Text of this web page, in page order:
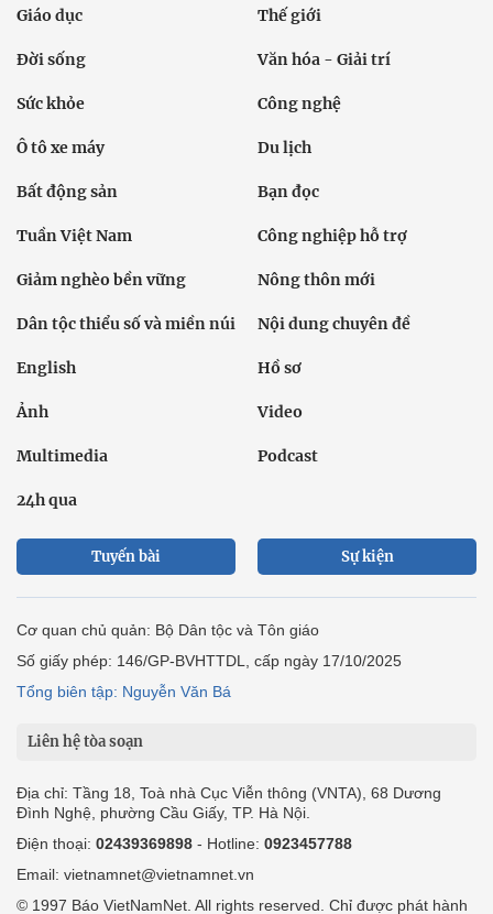
Giáo dục Thế giới
Đời sống Văn hóa - Giải trí
Sức khỏe Công nghệ
Ô tô xe máy Du lịch
Bất động sản Bạn đọc
Tuần Việt Nam Công nghiệp hỗ trợ
Giảm nghèo bền vững Nông thôn mới
Dân tộc thiểu số và miền núi Nội dung chuyên đề
English Hồ sơ
Ảnh Video
Multimedia Podcast
24h qua
Tuyến bài Sự kiện
Cơ quan chủ quản: Bộ Dân tộc và Tôn giáo
Số giấy phép: 146/GP-BVHTTDL, cấp ngày 17/10/2025
Tổng biên tập: Nguyễn Văn Bá
Liên hệ tòa soạn
Địa chỉ: Tầng 18, Toà nhà Cục Viễn thông (VNTA), 68 Dương
Đình Nghệ, phường Cầu Giấy, TP. Hà Nội.
Điện thoại: 02439369898 - Hotline: 0923457788
Email: vietnamnet@vietnamnet.vn
© 1997 Báo VietNamNet. All rights reserved. Chỉ được phát hành